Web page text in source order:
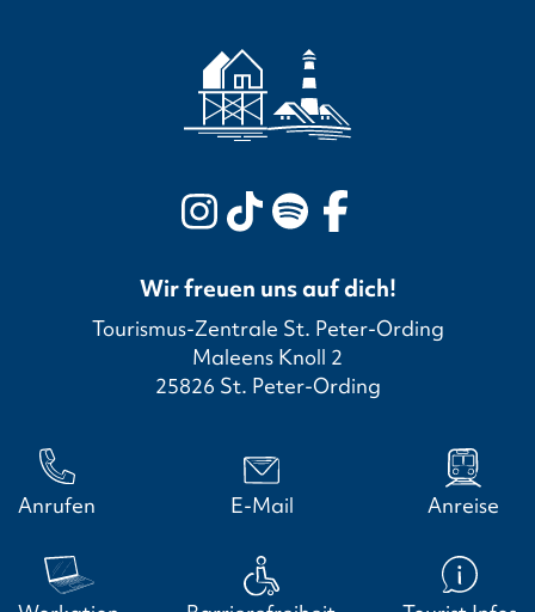
Wir freuen uns auf dich!
Tourismus-Zentrale St. Peter-Ording
Maleens Knoll 2
25826 St. Peter-Ording
Anrufen E-Mail Anreise